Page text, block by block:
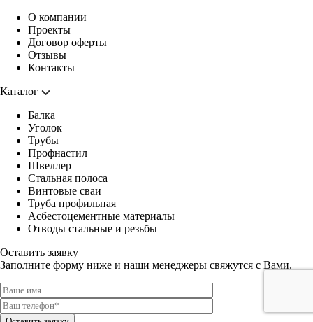
О компании
Проекты
Договор оферты
Отзывы
Контакты
Каталог
Балка
Уголок
Трубы
Профнастил
Швеллер
Стальная полоса
Винтовые сваи
Труба профильная
Асбестоцементные материалы
Отводы стальные и резьбы
Оставить заявку
Заполните форму ниже и наши менеджеры свяжутся с Вами.